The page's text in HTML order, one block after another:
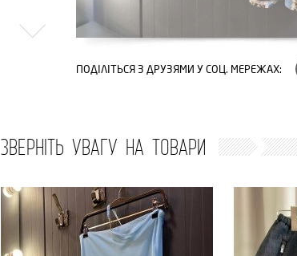
ПОДІЛІТЬСЯ З ДРУЗЯМИ У СОЦ. МЕРЕЖАХ:
ЗВЕРНІТЬ УВАГУ НА ТОВАРИ